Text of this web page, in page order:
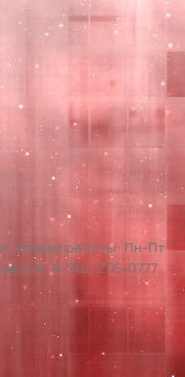
Режим работы: Пн-Пт
8-902-205-0777